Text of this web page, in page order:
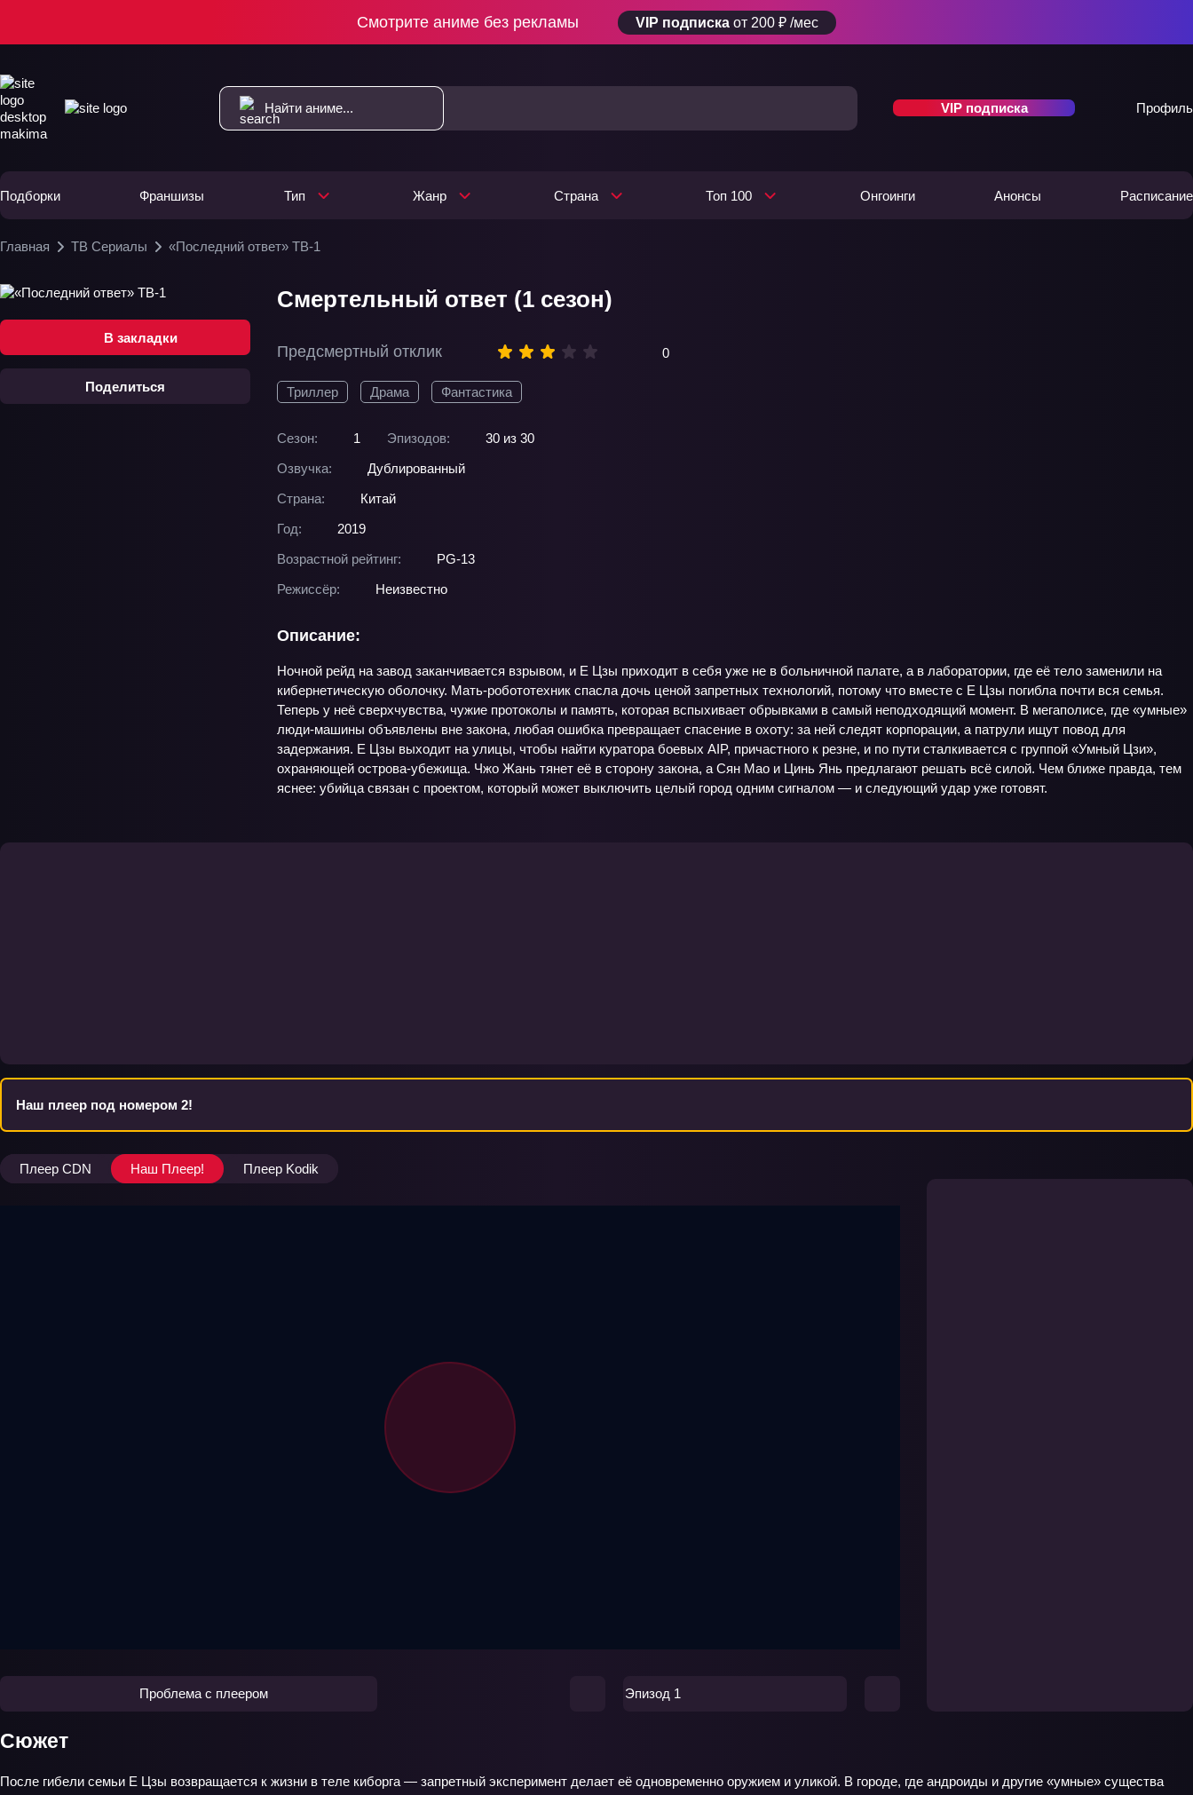
Смотрите аниме без рекламы VIP подписка от 200 ₽ /мес
VIP подписка Профиль
Подборки Франшизы Тип Жанр Страна Топ 100 Онгоинги Анонсы Расписание
Главная ТВ Сериалы «Последний ответ» ТВ-1
В закладки
Поделиться
Смертельный ответ (1 сезон)
Предсмертный отклик 0
Триллер Драма Фантастика
Сезон: 1 Эпизодов:
30 из 30
Озвучка:
Дублированный
Страна:
Китай
Год:
2019
Возрастной рейтинг:
PG-13
Режиссёр:
Неизвестно
Описание:
Ночной рейд на завод заканчивается взрывом, и Е Цзы приходит в себя уже не в больничной палате, а в лаборатории, где её тело заменили на
кибернетическую оболочку. Мать‑робототехник спасла дочь ценой запретных технологий, потому что вместе с Е Цзы погибла почти вся семья.
Теперь у неё сверхчувства, чужие протоколы и память, которая вспыхивает обрывками в самый неподходящий момент. В мегаполисе, где «умные»
люди‑машины объявлены вне закона, любая ошибка превращает спасение в охоту: за ней следят корпорации, а патрули ищут повод для
задержания. Е Цзы выходит на улицы, чтобы найти куратора боевых AIP, причастного к резне, и по пути сталкивается с группой «Умный Цзи»,
охраняющей острова‑убежища. Чжо Жань тянет её в сторону закона, а Сян Мао и Цинь Янь предлагают решать всё силой. Чем ближе правда, тем
яснее: убийца связан с проектом, который может выключить целый город одним сигналом — и следующий удар уже готовят.
Наш плеер под номером 2!
Плеер CDN Наш Плеер! Плеер Kodik
Проблема с плеером Эпизод 1
Сюжет
После гибели семьи Е Цзы возвращается к жизни в теле киборга — запретный эксперимент делает её одновременно оружием и уликой. В городе, где андроиды и другие «умные» существа